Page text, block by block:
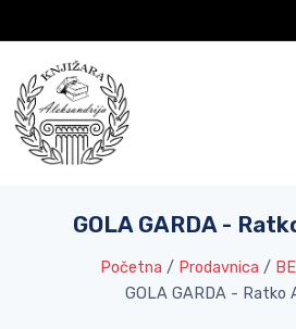
GOLA GARDA -
Početna / Prodavnica /
GOLA GARDA - Ratko